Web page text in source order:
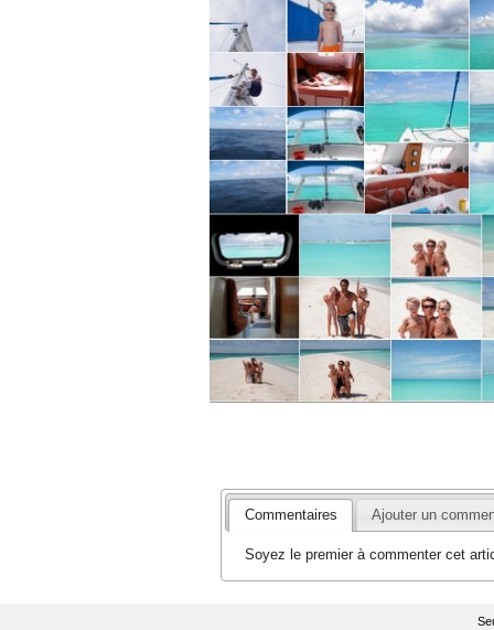
Commentaires Ajouter un
Soyez le premier à commenter cet